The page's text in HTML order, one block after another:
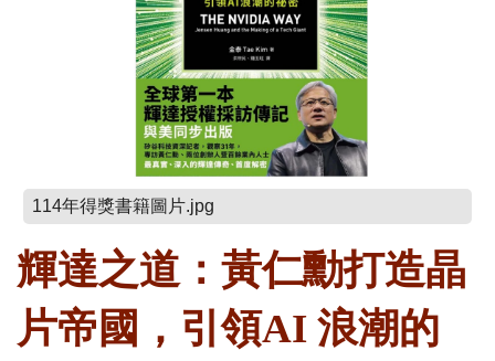
114年得獎書籍圖片.jpg
輝達之道：黃仁勳打造晶
片帝國，引領AI 浪潮的